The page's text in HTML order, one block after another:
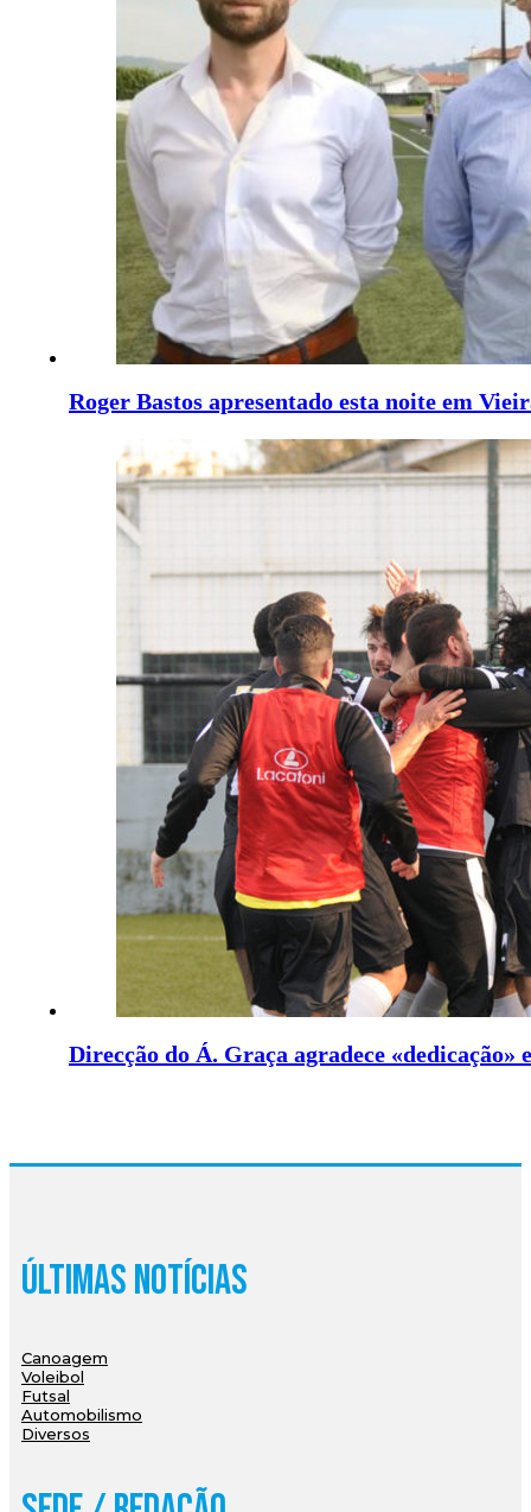
Roger Bastos apresentado esta noite em
Direcção do Á. Graça agradece
Últimas Notícias
Canoagem
Voleibol
Futsal
Automobilismo
Diversos